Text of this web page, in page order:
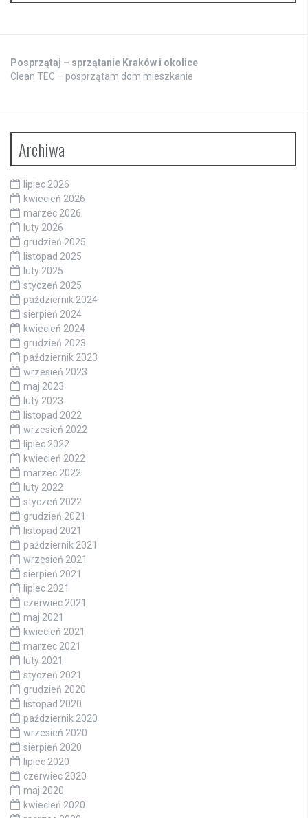
Posprzątaj – sprzątanie Kraków i okolice
Clean TEC – posprzątam dom mieszkanie
Archiwa
lipiec 2026
kwiecień 2026
marzec 2026
luty 2026
grudzień 2025
listopad 2025
luty 2025
styczeń 2025
październik 2024
sierpień 2024
kwiecień 2024
grudzień 2023
październik 2023
wrzesień 2023
maj 2023
luty 2023
listopad 2022
wrzesień 2022
lipiec 2022
kwiecień 2022
marzec 2022
luty 2022
styczeń 2022
grudzień 2021
listopad 2021
październik 2021
wrzesień 2021
sierpień 2021
lipiec 2021
czerwiec 2021
maj 2021
kwiecień 2021
marzec 2021
luty 2021
styczeń 2021
grudzień 2020
listopad 2020
październik 2020
wrzesień 2020
sierpień 2020
lipiec 2020
czerwiec 2020
maj 2020
kwiecień 2020